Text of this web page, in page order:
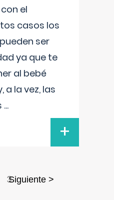
el
casos los
ser
ya que te
al bebé
a la vez, las
...
+
3Siguiente >